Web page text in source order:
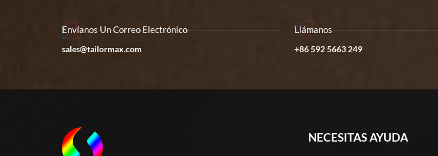
Envíanos Un Correo Electrónico
sales@tailormax.com
Llámanos
+86 592 5663 249
NECESITAS AYUDA